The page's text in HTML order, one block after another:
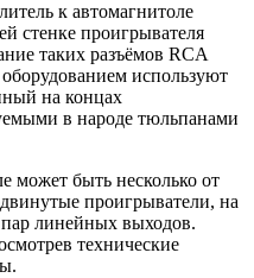
к автомагнитоле
стенке проигрывателя
таких разъёмов RCA
используют
на концах
в народе тюльпанами
может быть несколько от
проигрыватели, на
пар линейных выходов.
технические